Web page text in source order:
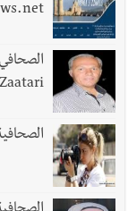
Zaatari - رئيس التحرير